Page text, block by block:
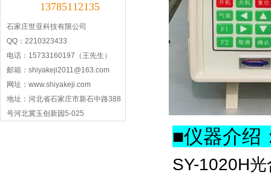
13785112135
石家庄世亚科技有限公司
QQ：2210323433
电话：15733160197（王先生）
邮箱：shiyakeji2011@163.com
网址：www.shiyakeji.com
地址：河北省石家庄市新石中路388
号河北冀玉创新园5-025
■仪器介绍
SY-1020H